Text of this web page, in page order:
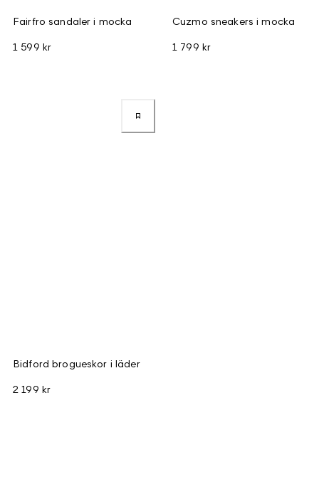
Fairfro sandaler i mocka
1 599 kr
Cuzmo sneakers i mocka
1 799 kr
Bidford brogueskor i läder
2 199 kr